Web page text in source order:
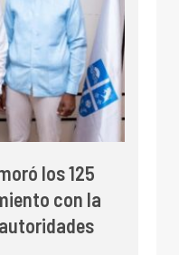
los 125
con la